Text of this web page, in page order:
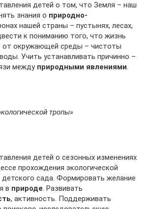
детей о том, что Земля – наш
знания о природно-
нашей страны – пустынях, лесах,
к пониманию того, что жизнь
от окружающей среды – чистоты
Учить устанавливать причинно –
между природными явлениями.
тропы»
детей о сезонных изменениях
прохождения экологической
детского сада. Формировать желание
в природе. Развивать
, активность. Поддерживать